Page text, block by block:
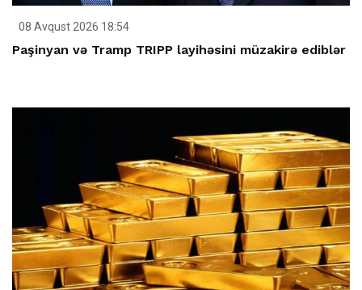
08 Avqust 2026 18:54
Paşinyan və Tramp TRIPP layihəsini müzakirə ediblər